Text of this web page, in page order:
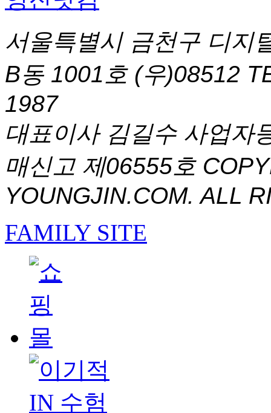
서울특별시 금천구 디지
B동 1001호 (우)08512
1987
대표이사 김길수 사업자
매신고 제06555호
YOUNGJIN.COM. ALL
FAMILY SITE